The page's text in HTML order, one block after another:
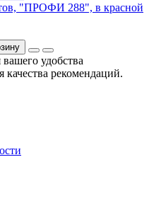
"ПРОФИ 288", в красной
удобства
рекомендаций.